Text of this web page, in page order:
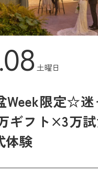
土曜日
限定☆迷
ギフト×3万
体験